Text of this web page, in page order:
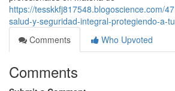
https://tesskkfj817548.blogoscience.com/
salud-y-seguridad-integral-protegiendo-a-
Comments
Who Upvoted
Comments